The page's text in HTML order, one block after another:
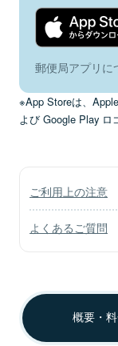
郵便局アプリに
※App Storeは、
よび Google Play ロ
ご利用上の注意
よくあるご質問
概要・